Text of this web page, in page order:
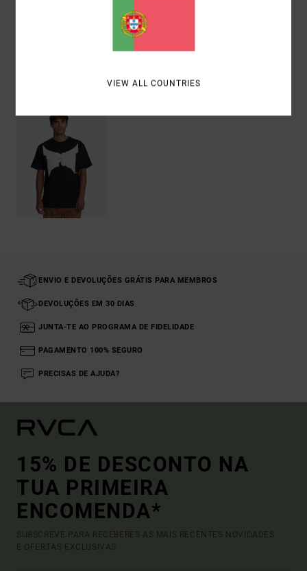
Envio& Devoluciones
Vistos recentemente
ENVIO E DEVOLUÇÕES GRÁTIS PARA MEMBROS
DEVOLUÇÕES EM 30 DIAS
JUNTA-TE AO PROGRAMA DE FIDELIDADE
PAGAMENTO 100% SEGURO
PRECISAS DE AJUDA?
15% DE DESCONTO NA
TUA PRIMEIRA
ENCOMENDA*
SUBSCREVE PARA RECEBERES AS MAIS RECENTES NOVIDADES
E OFERTAS EXCLUSIVAS.
VIEW ALL COUNTRIES